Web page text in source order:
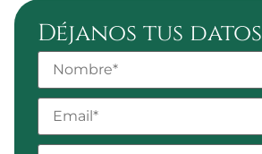
Déjanos tus datos